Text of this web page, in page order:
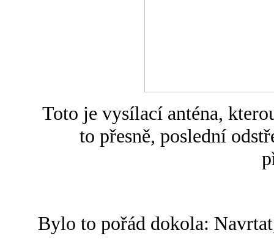
Toto je vysílací anténa,
to přesně, poslední
Bylo to pořád dokola: